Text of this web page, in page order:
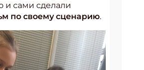
и сами сделали
по своему сценарию.